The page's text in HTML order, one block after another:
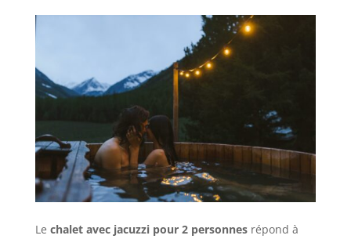
Le chalet avec jacuzzi pour 2 personnesrépond à